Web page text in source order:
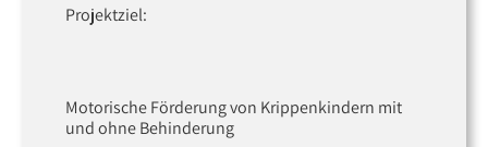
Projektziel:
Motorische Förderung von Krippenkindern mit
und ohne Behinderung